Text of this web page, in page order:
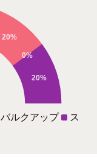
20%
0%
20%
バルクアップ
ス